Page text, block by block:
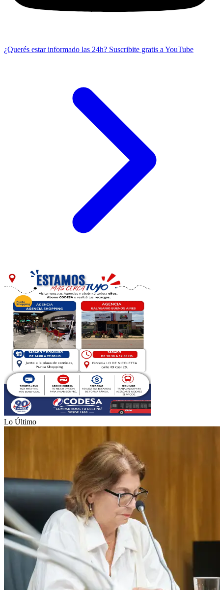
¿Querés estar informado las 24h? Suscribite gratis a YouTube
Lo Último